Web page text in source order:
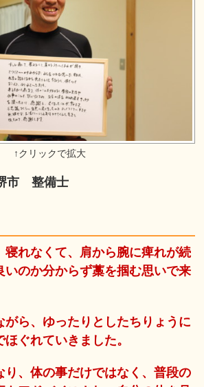
市 整備士
寝れなくて、肩から腕に痺れが続
いのか分からず藁を掴む思いで来
がら、ゆったりとしたちりょうに
ぐれていきました。
り、体の事だけではなく、普段の